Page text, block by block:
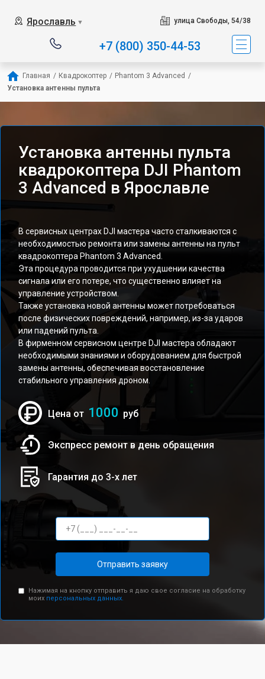
Ярославль ▼ улица Свободы, 54/38
+7 (800) 350-44-53
Главная / Квадрокоптер / Phantom 3 Advanced /
Установка антенны пульта
Установка антенны пульта
квадрокоптера DJI Phantom
3 Advanced в Ярославле
В сервисных центрах DJI мастера часто сталкиваются с
необходимостью ремонта или замены антенны на пульт
квадрокоптера Phantom 3 Advanced.
Эта процедура проводится при ухудшении качества
сигнала или его потере, что существенно влияет на
управление устройством.
Также установка новой антенны может потребоваться
после физических повреждений, например, из-за ударов
или падений пульта.
В фирменном сервисном центре DJI мастера обладают
необходимыми знаниями и оборудованием для быстрой
замены антенны, обеспечивая восстановление
стабильного управления дроном.
Цена от 1000 руб
Экспресс ремонт в день обращения
Гарантия до 3-х лет
Отправить заявку
Нажимая на кнопку отправить я даю свое согласие на обработку
моих персональных данных.